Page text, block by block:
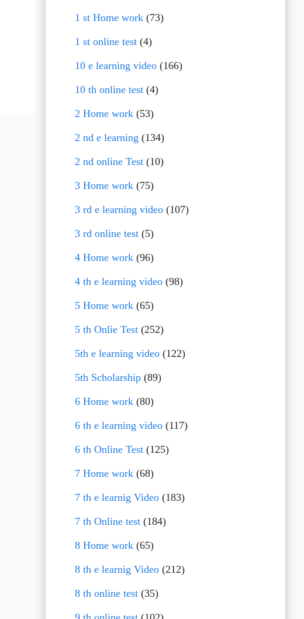
1 st Home work(73)
1 st online test(4)
10 e learning video(166)
10 th online test(4)
2 Home work(53)
2 nd e learning (134)
2 nd online Test(10)
3 Home work(75)
3 rd e learning video(107)
3 rd online test(5)
4 Home work(96)
4 th e learning video(98)
5 Home work(65)
5 th Onlie Test(252)
5th e learning video(122)
5th Scholarship(89)
6 Home work(80)
6 th e learning video(117)
6 th Online Test(125)
7 Home work(68)
7 th e learnig Video(183)
7 th Online test(184)
8 Home work(65)
8 th e learnig Video(212)
8 th online test(35)